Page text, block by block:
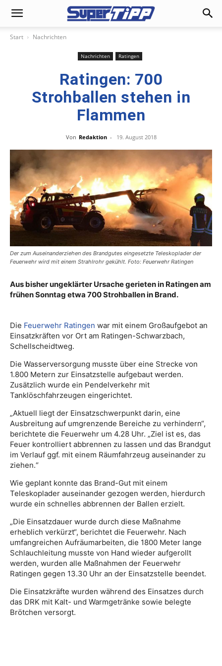
Start Nachrichten
Nachrichten Ratingen
Ratingen: 700
Strohballen stehen in
Flammen
Von Redaktion - 19. August 2018
Der zum Auseinanderziehen des Brandgutes eingesetzte Teleskoplader der
Feuerwehr wird mit einem Strahlrohr gekühlt. Foto: Feuerwehr Ratingen
Aus bisher ungeklärter Ursache gerieten in Ratingen am
frühen Sonntag etwa 700 Strohballen in Brand.
Die Feuerwehr Ratingen war mit einem Großaufgebot an
Einsatzkräften vor Ort am Ratingen-Schwarzbach,
Schellscheidtweg.
Die Wasserversorgung musste über eine Strecke von
1.800 Metern zur Einsatzstelle aufgebaut werden.
Zusätzlich wurde ein Pendelverkehr mit
Tanklöschfahrzeugen eingerichtet.
„Aktuell liegt der Einsatzschwerpunkt darin, eine
Ausbreitung auf umgrenzende Bereiche zu verhindern“,
berichtete die Feuerwehr um 4.28 Uhr. „Ziel ist es, das
Feuer kontrolliert abbrennen zu lassen und das Brandgut
im Verlauf ggf. mit einem Räumfahrzeug auseinander zu
ziehen.“
Wie geplant konnte das Brand-Gut mit einem
Teleskoplader auseinander gezogen werden, hierdurch
wurde ein schnelles abbrennen der Ballen erzielt.
„Die Einsatzdauer wurde durch diese Maßnahme
erheblich verkürzt“, berichtet die Feuerwehr. Nach
umfangreichen Aufräumarbeiten, die 1800 Meter lange
Schlauchleitung musste von Hand wieder aufgerollt
werden, wurden alle Maßnahmen der Feuerwehr
Ratingen gegen 13.30 Uhr an der Einsatzstelle beendet.
Die Einsatzkräfte wurden während des Einsatzes durch
das DRK mit Kalt- und Warmgetränke sowie belegte
Brötchen versorgt.